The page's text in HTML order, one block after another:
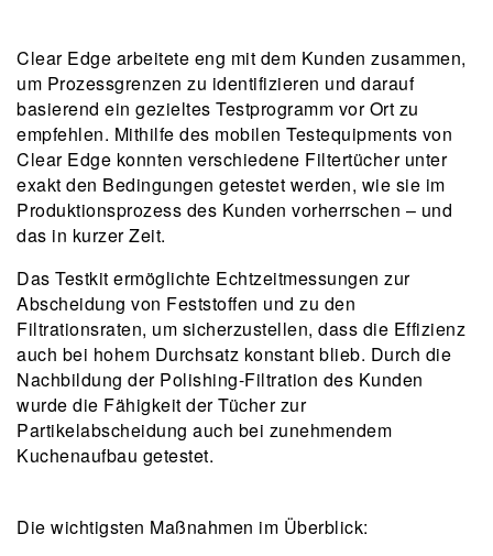
Clear Edge arbeitete eng mit dem Kunden zusammen,
um Prozessgrenzen zu identifizieren und darauf
basierend ein gezieltes Testprogramm vor Ort zu
empfehlen. Mithilfe des mobilen Testequipments von
Clear Edge konnten verschiedene Filtertücher unter
exakt den Bedingungen getestet werden, wie sie im
Produktionsprozess des Kunden vorherrschen – und
das in kurzer Zeit.
Das Testkit ermöglichte Echtzeitmessungen zur
Abscheidung von Feststoffen und zu den
Filtrationsraten, um sicherzustellen, dass die Effizienz
auch bei hohem Durchsatz konstant blieb. Durch die
Nachbildung der Polishing-Filtration des Kunden
wurde die Fähigkeit der Tücher zur
Partikelabscheidung auch bei zunehmendem
Kuchenaufbau getestet.
Die wichtigsten Maßnahmen im Überblick: